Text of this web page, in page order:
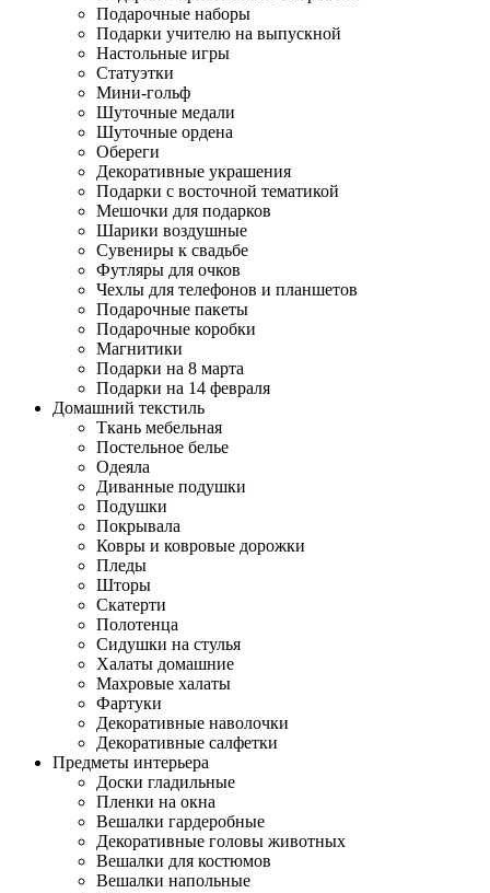
Подарочные наборы
Подарки учителю на выпускной
Настольные игры
Статуэтки
Мини-гольф
Шуточные медали
Шуточные ордена
Обереги
Декоративные украшения
Подарки с восточной тематикой
Мешочки для подарков
Шарики воздушные
Сувениры к свадьбе
Футляры для очков
Чехлы для телефонов и планшетов
Подарочные пакеты
Подарочные коробки
Магнитики
Подарки на 8 марта
Подарки на 14 февраля
Домашний текстиль
Ткань мебельная
Постельное белье
Одеяла
Диванные подушки
Подушки
Покрывала
Ковры и ковровые дорожки
Пледы
Шторы
Скатерти
Полотенца
Сидушки на стулья
Халаты домашние
Махровые халаты
Фартуки
Декоративные наволочки
Декоративные салфетки
Предметы интерьера
Доски гладильные
Пленки на окна
Вешалки гардеробные
Декоративные головы животных
Вешалки для костюмов
Вешалки напольные